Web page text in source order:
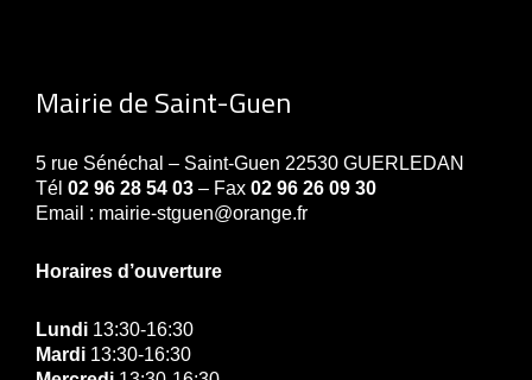
Mairie de Saint-Guen
5 rue Sénéchal – Saint-Guen 22530 GUERLEDAN
Tél 02 96 28 54 03 – Fax 02 96 26 09 30
Email : mairie-stguen@orange.fr
Horaires d’ouverture
Lundi 13:30-16:30
Mardi 13:30-16:30